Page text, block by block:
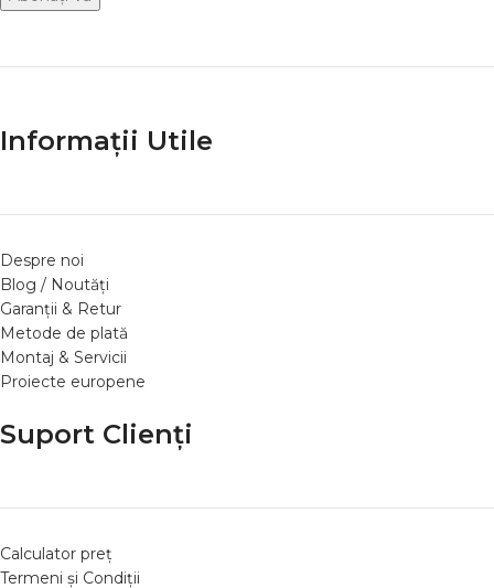
Informații Utile
Despre noi
Blog / Noutăți
Garanții & Retur
Metode de plată
Montaj & Servicii
Proiecte europene
Suport Clienți
Calculator preț
Termeni și Condiții